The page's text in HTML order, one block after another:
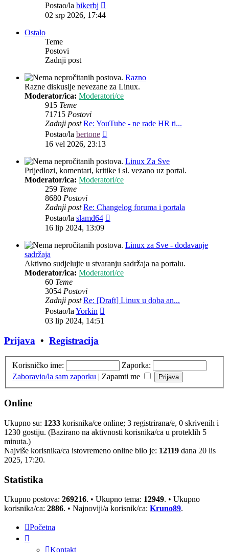
Postao/la bikerbj
02 srp 2026, 17:44
Ostalo
Teme
Postovi
Zadnji post
Razno
Razne diskusije nevezane za Linux.
Moderator/ica: Moderatori/ce
915 Teme
71715 Postovi
Zadnji post Re: YouTube - ne rade HR ti...
Postao/la bertone
16 vel 2026, 23:13
Linux Za Sve
Prijedlozi, komentari, kritike i sl. vezano uz portal.
Moderator/ica: Moderatori/ce
259 Teme
8680 Postovi
Zadnji post Re: Changelog foruma i portala
Postao/la slamd64
16 lip 2024, 13:09
Linux za Sve - dodavanje
sadržaja
Aktivno sudjelujte u stvaranju sadržaja na portalu.
Moderator/ica: Moderatori/ce
60 Teme
3054 Postovi
Zadnji post Re: [Draft] Linux u doba an...
Postao/laYorkin
03 lip 2024, 14:51
Prijava • Registracija
Korisničko ime:
Zaporka:
Zaboravio/la sam zaporku | Zapamti me
Online
Ukupno su: 1233 korisnika/ce online; 3 registrirana/e, 0 skrivenih i
1230 gostiju. (Bazirano na aktivnosti korisnika/ca u proteklih 5
minuta.)
Najviše korisnika/ca istovremeno online bilo je: 12119 dana 20 lis
2025, 17:20.
Statistika
Ukupno postova: 269216. • Ukupno tema: 12949. • Ukupno
korisnika/ca: 2886. • Najnoviji/a korisnik/ca: Kruno89.
Početna
Kontakt